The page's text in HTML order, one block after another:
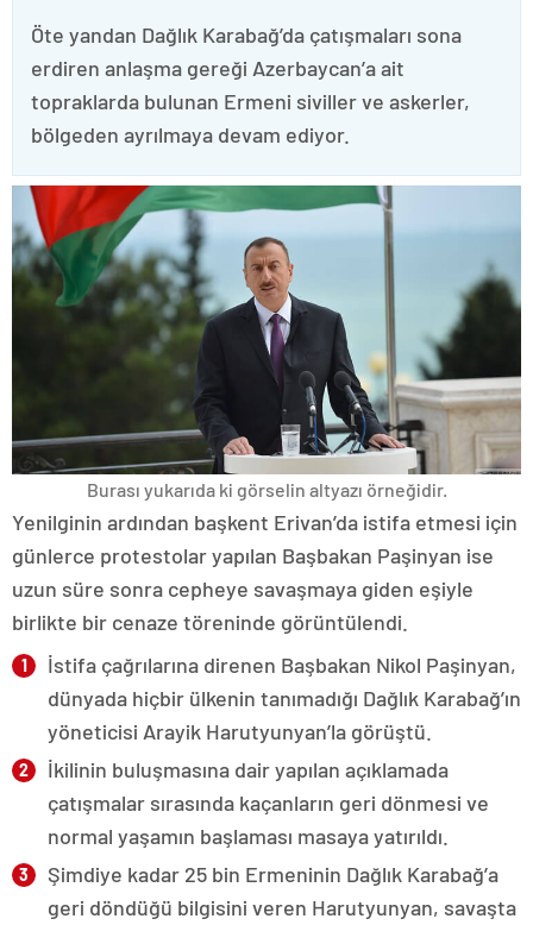
Öte yandan Dağlık Karabağ’da çatışmaları sona
erdiren anlaşma gereği Azerbaycan’a ait
topraklarda bulunan Ermeni siviller ve askerler,
bölgeden ayrılmaya devam ediyor.
Burası yukarıda ki görselin altyazı örneğidir.
Yenilginin ardından başkent Erivan’da istifa etmesi için
günlerce protestolar yapılan Başbakan Paşinyan ise
uzun süre sonra cepheye savaşmaya giden eşiyle
birlikte bir cenaze töreninde görüntülendi.
İstifa çağrılarına direnen Başbakan Nikol Paşinyan,
dünyada hiçbir ülkenin tanımadığı Dağlık Karabağ’ın
yöneticisi Arayik Harutyunyan’la görüştü.
İkilinin buluşmasına dair yapılan açıklamada
çatışmalar sırasında kaçanların geri dönmesi ve
normal yaşamın başlaması masaya yatırıldı.
Şimdiye kadar 25 bin Ermeninin Dağlık Karabağ’a
geri döndüğü bilgisini veren Harutyunyan, savaşta